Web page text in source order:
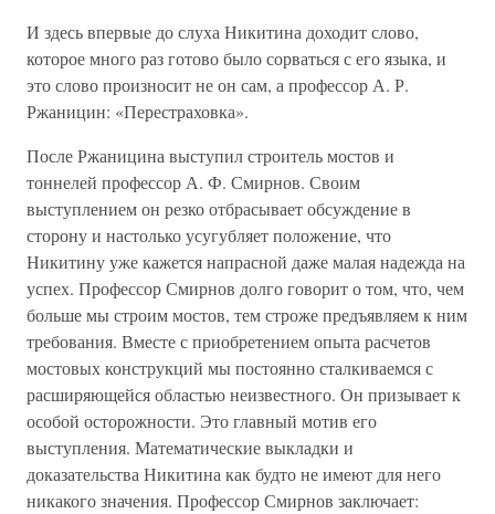
И здесь впервые до слуха Никитина доходит слово,
которое много раз готово было сорваться с его языка, и
это слово произносит не он сам, а профессор А. Р.
Ржаницин: «Перестраховка».
После Ржаницина выступил строитель мостов и
тоннелей профессор А. Ф. Смирнов. Своим
выступлением он резко отбрасывает обсуждение в
сторону и настолько усугубляет положение, что
Никитину уже кажется напрасной даже малая надежда на
успех. Профессор Смирнов долго говорит о том, что, чем
больше мы строим мостов, тем строже предъявляем к ним
требования. Вместе с приобретением опыта расчетов
мостовых конструкций мы постоянно сталкиваемся с
расширяющейся областью неизвестного. Он призывает к
особой осторожности. Это главный мотив его
выступления. Математические выкладки и
доказательства Никитина как будто не имеют для него
никакого значения. Профессор Смирнов заключает: